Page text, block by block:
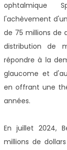
ophtalmique
l'achèvement
de 75 millions de
distribution de
répondre à la
glaucome et
en offrant une
années.
En juillet 2024,
millions de